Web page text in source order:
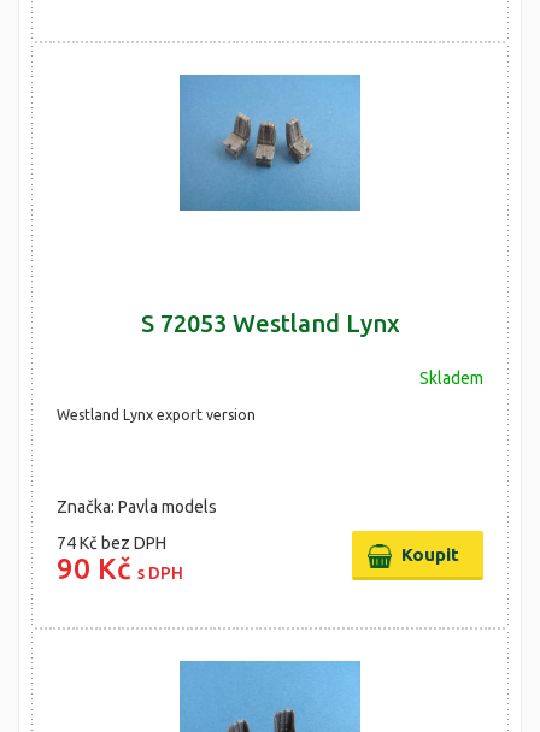
S 72053 Westland Lynx
Skladem
Westland Lynx export version
Značka: Pavla models
74 Kč bez DPH
90 Kč s DPH